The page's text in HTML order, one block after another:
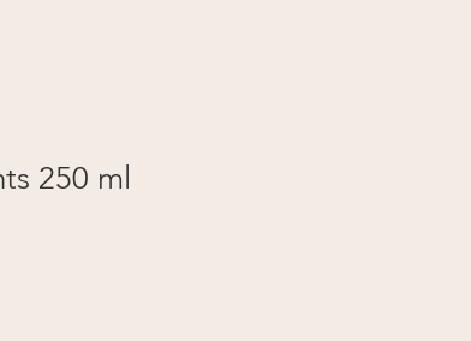
250 ml